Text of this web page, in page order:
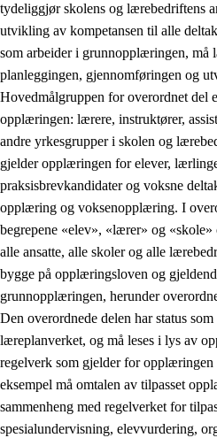
tydeliggjør skolens og lærebedriftens
utvikling av kompetansen til alle
som arbeider i grunnopplæringen, må
planleggingen, gjennomføringen og
Hovedmålgruppen for overordnet del
opplæringen: lærere, instruktører,
andre yrkesgrupper i skolen og
gjelder opplæringen for elever,
praksisbrevkandidater og voksne
opplæring og voksenopplæring. I
begrepene «elev», «lærer» og
alle ansatte, alle skoler og alle
bygge på opplæringsloven og
grunnopplæringen, herunder
Den overordnede delen har status
læreplanverket, og må leses i lys av
regelverk som gjelder for
eksempel må omtalen av tilpasset
sammenheng med regelverket for
spesialundervisning, elevvurdering,